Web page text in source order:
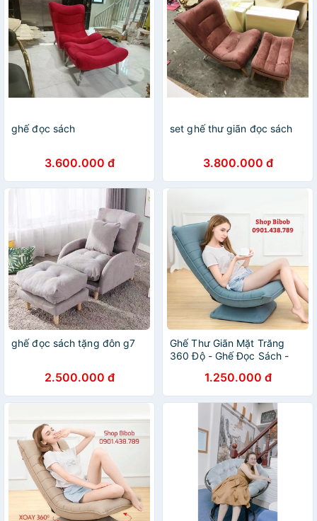
ghế đọc sách
3.600.000 đ
set ghế thư giãn đọc sách
3.800.000 đ
ghế đọc sách tặng đôn g7
2.500.000 đ
Ghế Thư Giãn Mặt Trăng
360 Độ - Ghế Đọc Sách -
1.250.000 đ